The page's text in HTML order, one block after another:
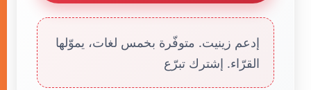
إدعم زينيت. متوفّرة بخمس لغات، يموّلها
القرّاء. إشترك تبرّع